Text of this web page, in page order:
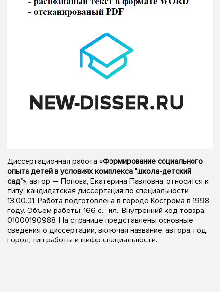
Диссертационная работа «Формирование социального
опыта детей в условиях комплекса "школа-детский
сад"», автор — Попова, Екатерина Павловна, относится к
типу: кандидатская диссертация по специальности
13.00.01. Работа подготовлена в городе Кострома в 1998
году. Объем работы: 166 с. : ил.. Внутренний код товара:
01000190988. На странице представлены основные
сведения о диссертации, включая название, автора, год,
город, тип работы и шифр специальности.